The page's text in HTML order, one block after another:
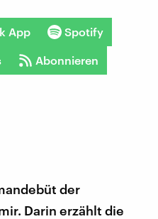
App Spotify
Abonnieren
der
Darin erzählt die